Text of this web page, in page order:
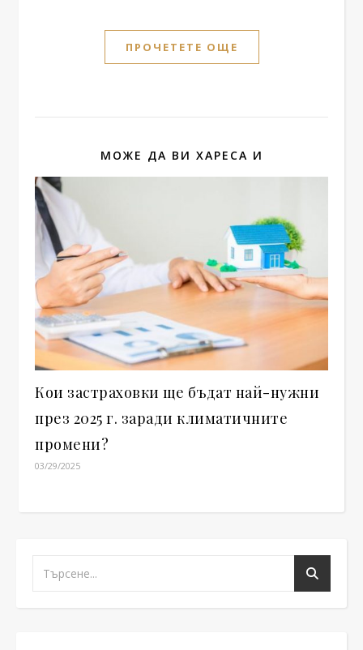
ПРОЧЕТЕТЕ ОЩЕ
МОЖЕ ДА ВИ ХАРЕСА И
Кои застраховки ще бъдат най-нужни
през 2025 г. заради климатичните
промени?
03/29/2025